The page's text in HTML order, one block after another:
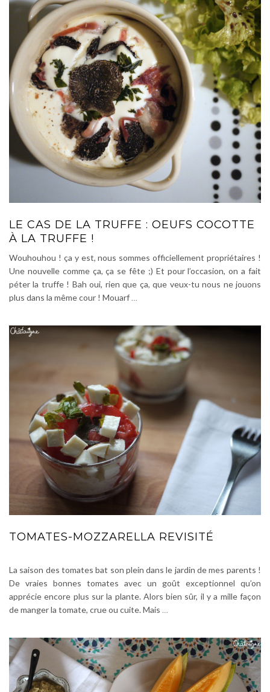
LE CAS DE LA TRUFFE : OEUFS COCOTTE
À LA TRUFFE !
Wouhouhou ! ça y est, nous sommes officiellement propriétaires !
Une nouvelle comme ça, ça se fête ;) Et pour l’occasion, on a fait
péter la truffe ! Bah oui, rien que ça, que veux-tu nous ne jouons
plus dans la même cour ! Mouarf …
TOMATES-MOZZARELLA REVISITÉ
La saison des tomates bat son plein dans le jardin de mes parents !
De vraies bonnes tomates avec un goût exceptionnel qu’on
apprécie encore plus sur la plante. Alors bien sûr, il y a mille façon
de manger la tomate, crue ou cuite. Mais …